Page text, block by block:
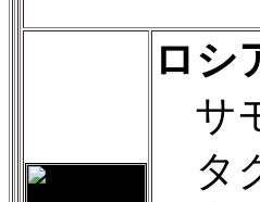
ロシ
サ
タ